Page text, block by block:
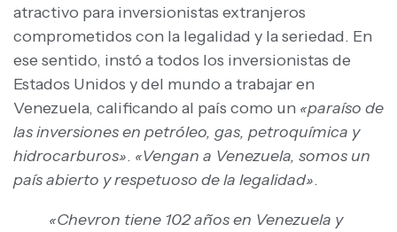
atractivo para inversionistas extranjeros
comprometidos con la legalidad y la seriedad. En
ese sentido, instó a todos los inversionistas de
Estados Unidos y del mundo a trabajar en
Venezuela, calificando al país como un «paraíso de
las inversiones en petróleo, gas, petroquímica y
hidrocarburos». «Vengan a Venezuela, somos un
país abierto y respetuoso de la legalidad».
«Chevron tiene 102 años en Venezuela y